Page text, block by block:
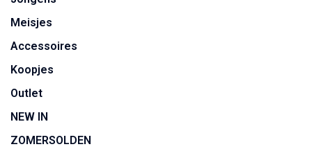
Meisjes
Accessoires
Koopjes
Outlet
NEW IN
ZOMERSOLDEN